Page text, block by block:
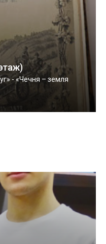
- «Чечня – земля